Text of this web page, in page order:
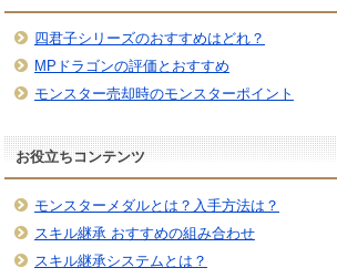
四君子シリーズのおすすめはどれ？
MPドラゴンの評価とおすすめ
モンスター売却時のモンスターポイント
お役立ちコンテンツ
モンスターメダルとは？入手方法は？
スキル継承 おすすめの組み合わせ
スキル継承システムとは？